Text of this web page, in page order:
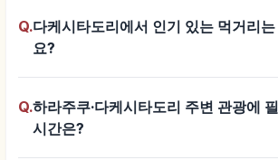
Q.다케시타도리에서 인기 있는 먹거리
요?
Q.하라주쿠·다케시타도리 주변 관광에
시간은?